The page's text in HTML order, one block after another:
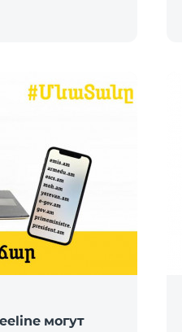
могут